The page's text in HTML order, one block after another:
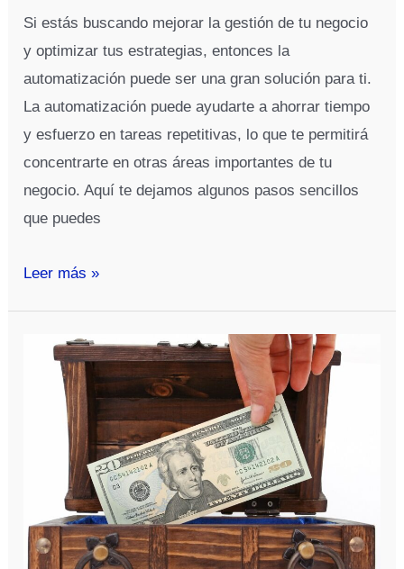
Si estás buscando mejorar la gestión de tu negocio
y optimizar tus estrategias, entonces la
automatización puede ser una gran solución para ti.
La automatización puede ayudarte a ahorrar tiempo
y esfuerzo en tareas repetitivas, lo que te permitirá
concentrarte en otras áreas importantes de tu
negocio. Aquí te dejamos algunos pasos sencillos
que puedes
¿Cómo
automatización
negocio?
Leer más »